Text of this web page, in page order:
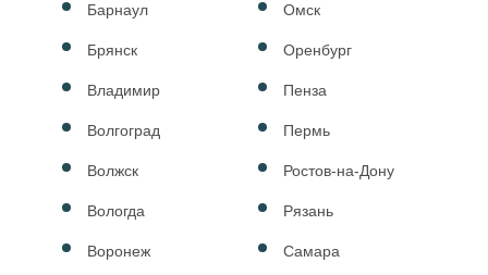
Барнаул
Брянск
Владимир
Волгоград
Волжск
Вологда
Воронеж
Омск
Оренбург
Пенза
Пермь
Ростов-на-Дону
Рязань
Самара